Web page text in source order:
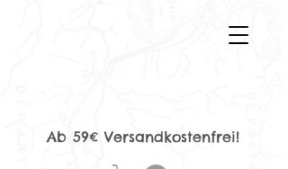
Ab 59€ Versandkostenfrei!